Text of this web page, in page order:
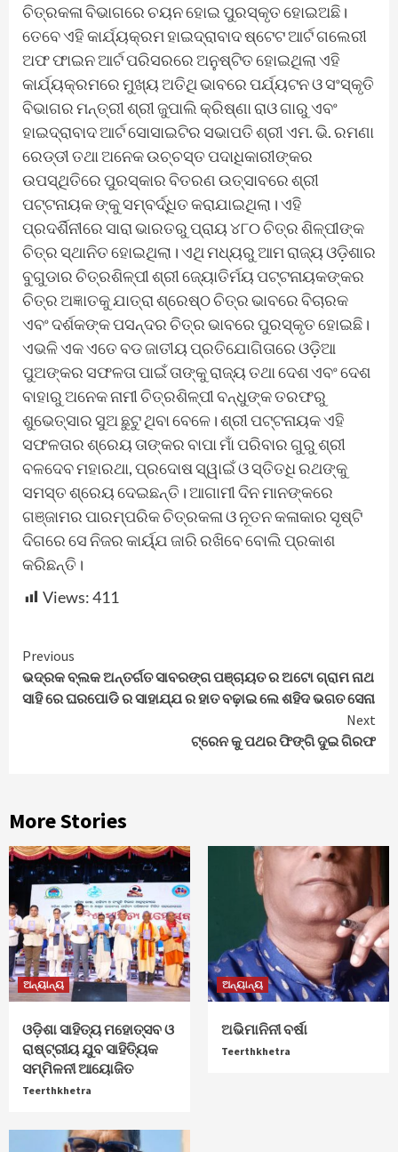
ଚିତ୍ରକଳା ବିଭାଗରେ ଚୟନ ହୋଇ ପୁରସ୍କୃତ ହୋଇଅଛି।
ତେବେ ଏହି କାର୍ଯ୍ୟକ୍ରମ ହାଇଦ୍ରାବାଦ ଷ୍ଟେଟ ଆର୍ଟ ଗଲେରୀ
ଅଫ ଫାଇନ ଆର୍ଟ ପରିସରରେ ଅନୁଷ୍ଟିତ ହୋଇଥିଲା ଏହି
କାର୍ଯ୍ୟକ୍ରମରେ ମୁଖ୍ୟ ଅତିଥି ଭାବରେ ପର୍ଯ୍ୟଟନ ଓ ସଂସ୍କୃତି
ବିଭାଗର ମନ୍ତ୍ରୀ ଶ୍ରୀ ଜୁପାଲି କ୍ରିଷ୍ଣା ରାଓ ଗାରୁ ଏବଂ
ହାଇଦ୍ରାବାଦ ଆର୍ଟ ସୋସାଇଟିର ସଭାପତି ଶ୍ରୀ ଏମ. ଭି. ରମଣା
ରେଡ୍ଡୀ ତଥା ଅନେକ ଉଚ୍ଚସ୍ତ ପଦାଧିକାରୀଙ୍କର
ଉପସ୍ଥିତିରେ ପୁରସ୍କାର ବିତରଣ ଉତ୍ସାବରେ ଶ୍ରୀ
ପଟ୍ଟନାୟକ ଙ୍କୁ ସମ୍ବର୍ଦ୍ଧିତ କରାଯାଇଥିଲା। ଏହି
ପ୍ରଦର୍ଶିନୀରେ ସାରା ଭାରତରୁ ପ୍ରାୟ ୪୮୦ ଚିତ୍ର ଶିଳ୍ପୀଙ୍କ
ଚିତ୍ର ସ୍ଥାନିତ ହୋଇଥିଲା। ଏଥି ମଧ୍ୟରୁ ଆମ ରାଜ୍ୟ ଓଡ଼ିଶାର
ବୁଗୁଡାର ଚିତ୍ରଶିଳ୍ପୀ ଶ୍ରୀ ଜ୍ୟୋତିର୍ମୟ ପଟ୍ଟନାୟକଙ୍କର
ଚିତ୍ର ଅଜ୍ଞାତକୁ ଯାତ୍ରା ଶ୍ରେଷ୍ଠ ଚିତ୍ର ଭାବରେ ବିଚାରକ
ଏବଂ ଦର୍ଶକଙ୍କ ପସନ୍ଦର ଚିତ୍ର ଭାବରେ ପୁରସ୍କୃତ ହୋଇଛି।
ଏଭଳି ଏକ ଏତେ ବଡ ଜାତୀୟ ପ୍ରତିଯୋଗିତାରେ ଓଡ଼ିଆ
ପୁଅଙ୍କର ସଫଳତା ପାଇଁ ତାଙ୍କୁ ରାଜ୍ୟ ତଥା ଦେଶ ଏବଂ ଦେଶ
ବାହାରୁ ଅନେକ ନାମୀ ଚିତ୍ରଶିଳ୍ପୀ ବନ୍ଧୁଙ୍କ ତରଫରୁ
ଶୁଭେତ୍ସାର ସୁଅ ଛୁଟୁ ଥିବା ବେଳେ। ଶ୍ରୀ ପଟ୍ଟନାୟକ ଏହି
ସଫଳତାର ଶ୍ରେୟ ତାଙ୍କର ବାପା ମାଁ ପରିବାର ଗୁରୁ ଶ୍ରୀ
ବଳଦେବ ମହାରଥା, ପ୍ରଦୋଷ ସ୍ୱାଇଁ ଓ ସ୍ତିତଧି ରଥଙ୍କୁ
ସମସ୍ତ ଶ୍ରେୟ ଦେଇଛନ୍ତି। ଆଗାମୀ ଦିନ ମାନଙ୍କରେ
ଗଞ୍ଜାମର ପାରମ୍ପରିକ ଚିତ୍ରକଳା ଓ ନୂତନ କଳାକାର ସୃଷ୍ଟି
ଦିଗରେ ସେ ନିଜର କାର୍ୟ୍ଯ ଜାରି ରଖିବେ ବୋଲି ପ୍ରକାଶ
କରିଛନ୍ତି।
Views:411
Continue
Reading
Previous
ଭଦ୍ରକ ବ୍ଲକ ଅନ୍ତର୍ଗତ ସାବରଙ୍ଗ ପଞ୍ଚାୟତ ର ଅଟୋ ଗ୍ରାମ ନାଥ
ସାହି ରେ ଘରପୋଡି ର ସାହାଯ୍ଯ ର ହାତ ବଢ଼ାଇ ଲେ ଶହିଦ ଭଗତ ସେନା
Next
ଟ୍ରେନ କୁ ପଥର ଫିଙ୍ଗି ଦୁଇ ଗିରଫ
More Stories
ଅନ୍ୟାନ୍ୟ
ଓଡ଼ିଶା ସାହିତ୍ୟ ମହୋତ୍ସବ ଓ
ରାଷ୍ଟ୍ରୀୟ ଯୁବ ସାହିତ୍ୟିକ
ସମ୍ମିଳନୀ ଆୟୋଜିତ
Teerthkhetra
ଅନ୍ୟାନ୍ୟ
ଅଭିମାନିନୀ ବର୍ଷା
Teerthkhetra